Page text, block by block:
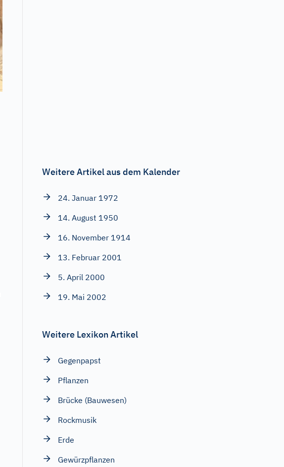
Weitere Artikel aus dem Kalender
24. Januar 1972
14. August 1950
16. November 1914
13. Februar 2001
5. April 2000
19. Mai 2002
Weitere Lexikon Artikel
Gegenpapst
Pflanzen
Brücke (Bauwesen)
Rockmusik
Erde
Gewürzpflanzen